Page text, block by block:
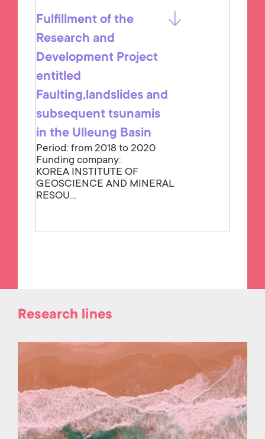
Fulfillment of the
Research and
Development Project
entitled
Faulting,landslides and
subsequent tsunamis
in the Ulleung Basin
Period: from 2018 to 2020
Funding company:
KOREA INSTITUTE OF
GEOSCIENCE AND MINERAL
RESOU...
Research lines